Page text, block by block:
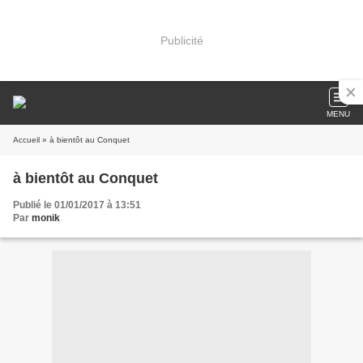
Publicité
MENU
Accueil » à bientôt au Conquet
à bientôt au Conquet
Publié le 01/01/2017 à 13:51
Par monik